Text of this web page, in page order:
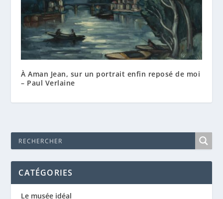
À Aman Jean, sur un portrait enfin reposé de moi
– Paul Verlaine
CATÉGORIES
Le musée idéal